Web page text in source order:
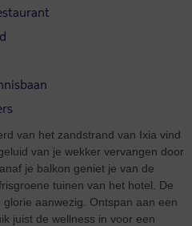
van het zandstrand van Ixia vind
van je wekker vervangen door
je balkon geniet je van de
tuinen van het hotel. De
aanwezig. Ontspan aan een
juist de wellness in voor een